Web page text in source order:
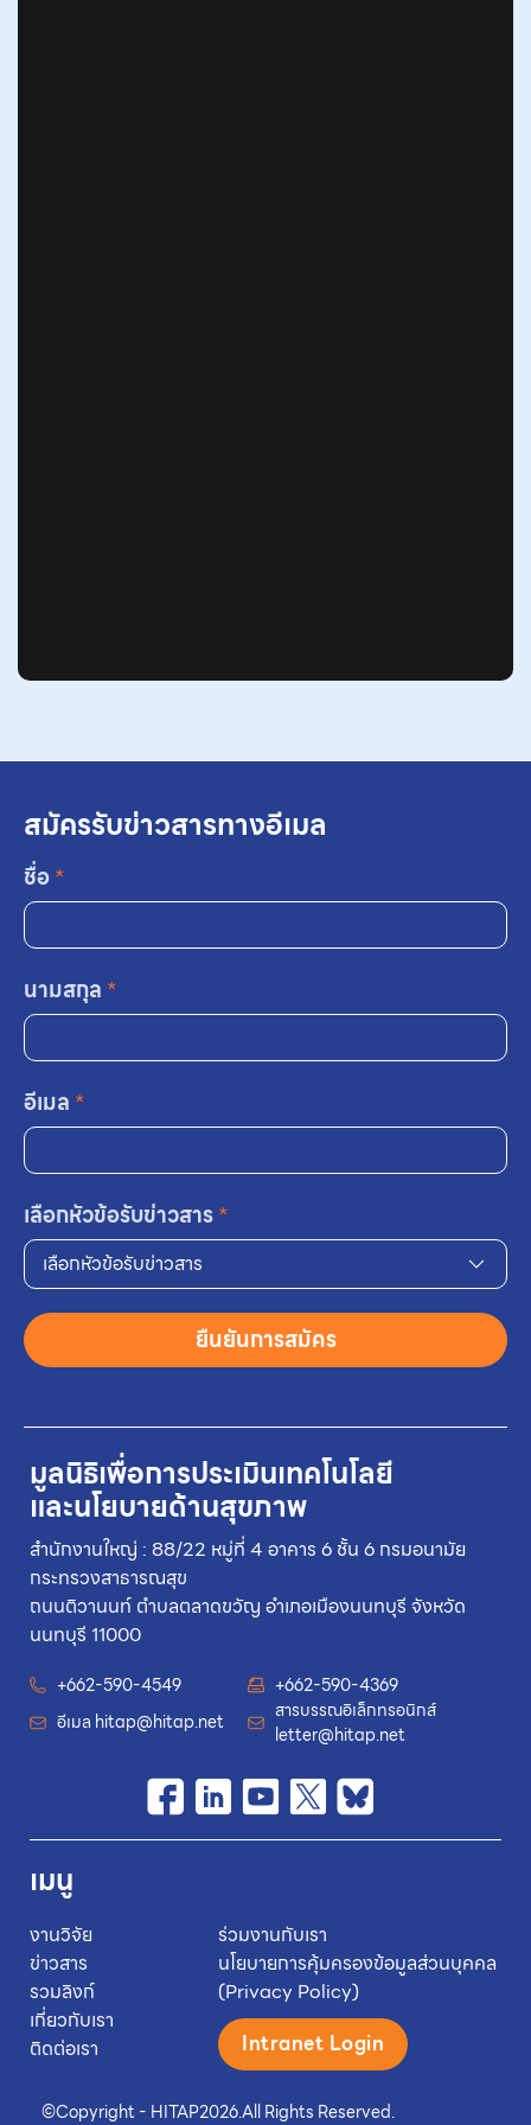
©Copyright - HITAP2026.All Rights Reserved.
มูลนิธิเพื่อการประเมินเทคโนโลยี
และนโยบายด้านสุขภาพ
สำนักงานใหญ่ : 88/22 หมู่ที่ 4 อาคาร 6 ชั้น 6 กรมอนามัย
กระทรวงสาธารณสุข
ถนนติวานนท์ ตำบลตลาดขวัญ อำเภอเมืองนนทบุรี จังหวัด
นนทบุรี 11000
+662-590-4549
+662-590-4369
อีเมล hitap@hitap.net
สารบรรณอิเล็กทรอนิกส์
letter@hitap.net
เมนู
งานวิจัย
ข่าวสาร
รวมลิงก์
เกี่ยวกับเรา
ติดต่อเรา
ร่วมงานกับเรา
นโยบายการคุ้มครองข้อมูลส่วนบุคคล
(Privacy Policy)
Intranet Login
สมัครรับข่าวสารทางอีเมล
ชื่อ*
นามสกุล *
อีเมล *
เลือกหัวข้อรับข่าวสาร*
เลือกหัวข้อรับข่าวสาร
ยืนยันการสมัคร